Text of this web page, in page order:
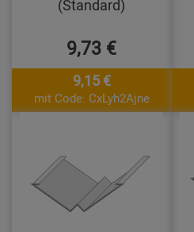
(Standard)
9,73 €
9,15 €
mit Code: CxLyh2Ajne